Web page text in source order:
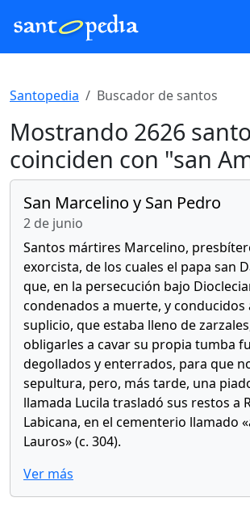
Santopedia Buscador de santos
Mostrando 2626
coinciden con "san
San Marcelino y San Pedro
2 de junio
Santos mártires Marcelino,
exorcista, de los cuales el papa san
que, en la persecución bajo
condenados a muerte, y conducidos
suplicio, que estaba lleno de
obligarles a cavar su propia tumba
degollados y enterrados, para que
sepultura, pero, más tarde, una
llamada Lucila trasladó sus restos a
Labicana, en el cementerio llamado
Lauros» (c. 304).
Ver más